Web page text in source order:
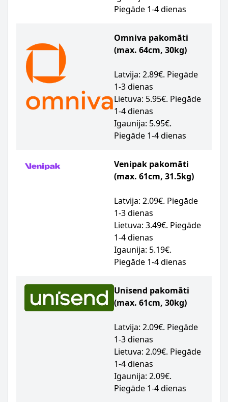
Piegāde 1-4 dienas
Omniva pakomāti
(max. 64cm, 30kg)
Latvija: 2.89€. Piegāde
1-3 dienas
Lietuva: 5.95€. Piegāde
1-4 dienas
Igaunija: 5.95€.
Piegāde 1-4 dienas
Venipak pakomāti
(max. 61cm, 31.5kg)
Latvija: 2.09€. Piegāde
1-3 dienas
Lietuva: 3.49€. Piegāde
1-4 dienas
Igaunija: 5.19€.
Piegāde 1-4 dienas
Unisend pakomāti
(max. 61cm, 30kg)
Latvija: 2.09€. Piegāde
1-3 dienas
Lietuva: 2.09€. Piegāde
1-4 dienas
Igaunija: 2.09€.
Piegāde 1-4 dienas